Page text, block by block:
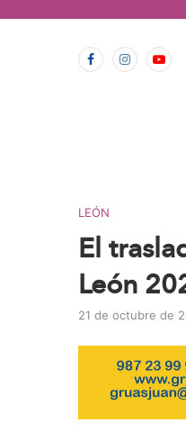
LEÓN
El
León
21 de octubre de